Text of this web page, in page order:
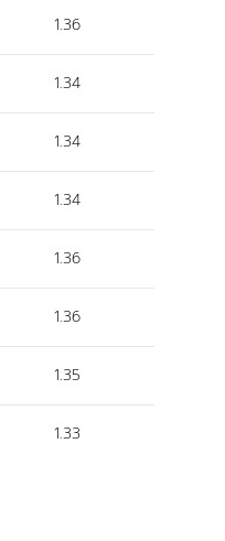
1.36
1.34
1.34
1.34
1.36
1.36
1.35
1.33